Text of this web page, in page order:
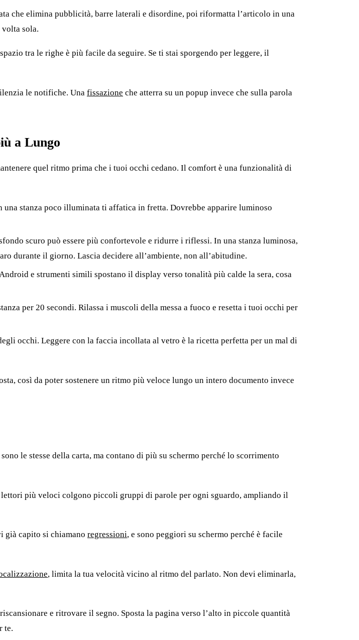
che elimina pubblicità, barre laterali e disordine, poi riformatta l’articolo in una
sola.
tra le righe è più facile da seguire. Se ti stai sporgendo per leggere, il
le notifiche. Una fissazione che atterra su un popup invece che sulla parola
a Lungo
quel ritmo prima che i tuoi occhi cedano. Il comfort è una funzionalità di
una stanza poco illuminata ti affatica in fretta. Dovrebbe apparire luminoso
scuro può essere più confortevole e ridurre i riflessi. In una stanza luminosa,
durante il giorno. Lascia decidere all’ambiente, non all’abitudine.
e strumenti simili spostano il display verso tonalità più calde la sera, cosa
per 20 secondi. Rilassa i muscoli della messa a fuoco e resetta i tuoi occhi per
occhi. Leggere con la faccia incollata al vetro è la ricetta perfetta per un mal di
così da poter sostenere un ritmo più veloce lungo un intero documento invece
le stesse della carta, ma contano di più su schermo perché lo scorrimento
più veloci colgono piccoli gruppi di parole per ogni sguardo, ampliando il
già capito si chiamano regressioni, e sono peggiori su schermo perché è facile
, limita la tua velocità vicino al ritmo del parlato. Non devi eliminarla,
e ritrovare il segno. Sposta la pagina verso l’alto in piccole quantità
te.